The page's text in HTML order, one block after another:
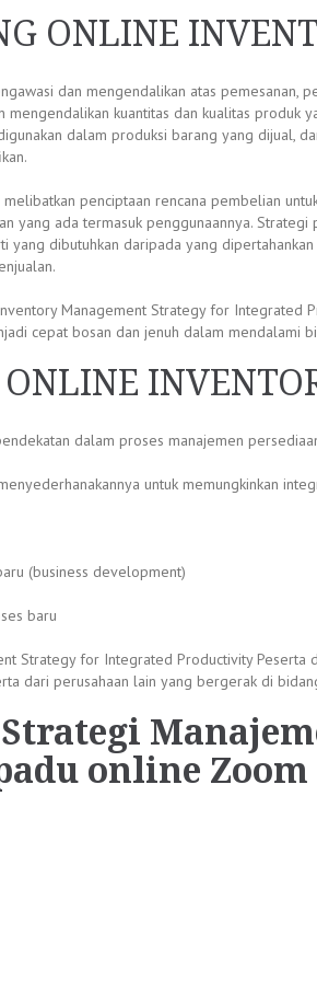
ONLINE
dan mengendalikan atas pemesanan,
kuantitas dan kualitas
dalam produksi barang yang dijual,
penciptaan rencana pembelian
yang ada termasuk penggunaannya.
dibutuhkan daripada yang
Management Strategy for
cepat bosan dan jenuh dalam mendalami
dalam proses manajemen
untuk memungkinkan
(business development)
baru
Strategy for Integrated Productivity
dari perusahaan lain yang bergerak di
online Zoom